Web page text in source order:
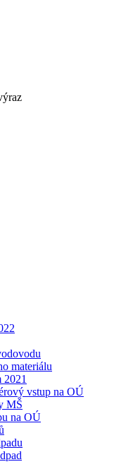
materiálu
2021
vstup na OÚ
MŠ
na OÚ